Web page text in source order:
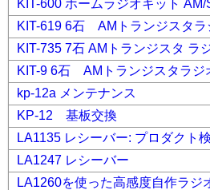
KIT-600 ホームラジオキット
KIT-619 6石 AMトランジスタラ
KIT-735 7石 AMトランジスタ ラ
KIT-9 6石 AMトランジスタラジ
kp-12a メンテナンス
KP-12 基板交換
LA1135 レシーバー: プロダクト
LA1247 レシーバー
LA1260を使った高感度自作ラジ